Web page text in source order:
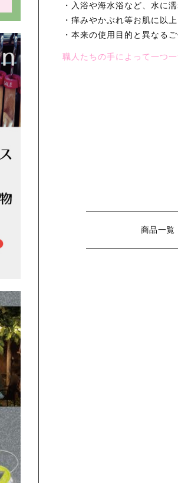
・入浴や海水浴など、水に
・痒みやかぶれ等お肌に以
・本来の使用目的と異なる
職人たちの手によって一つ
商品一覧